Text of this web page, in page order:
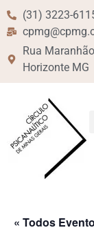
(31) 3223-
Rua
Horizonte MG
« Todos